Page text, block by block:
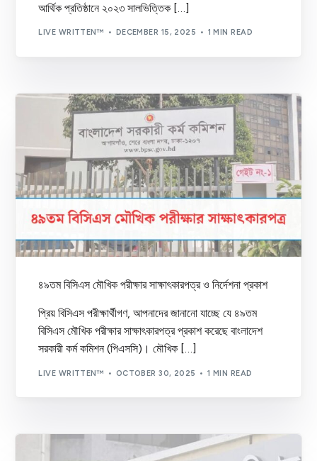
আর্থিক প্রতিষ্ঠানে ২০২৩ সালভিত্তিক […]
LIVE WRITTEN™ DECEMBER 15, 2025 1 MIN READ
৪৯তম বিসিএস মৌখিক পরীক্ষার সাক্ষাৎকারপত্র ও নির্দেশনা প্রকাশ
প্রিয় বিসিএস পরীক্ষার্থীগণ, আপনাদের জানানো যাচ্ছে যে ৪৯তম
বিসিএস মৌখিক পরীক্ষার সাক্ষাৎকারপত্র প্রকাশ করেছে বাংলাদেশ
সরকারী কর্ম কমিশন (পিএসসি)। মৌখিক […]
LIVE WRITTEN™ OCTOBER 30, 2025 1 MIN READ